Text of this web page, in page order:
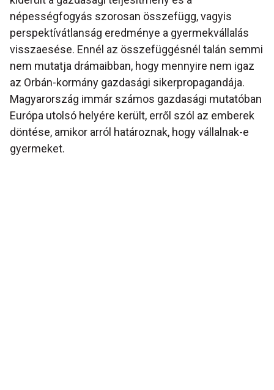
népességfogyás szorosan összefügg, vagyis
perspektívátlanság eredménye a gyermekvállalás
visszaesése. Ennél az összefüggésnél talán semmi
nem mutatja drámaibban, hogy mennyire nem igaz
az Orbán-kormány gazdasági sikerpropagandája.
Magyarország immár számos gazdasági mutatóban
Európa utolsó helyére került, erről szól az emberek
döntése, amikor arról határoznak, hogy vállalnak-e
gyermeket.